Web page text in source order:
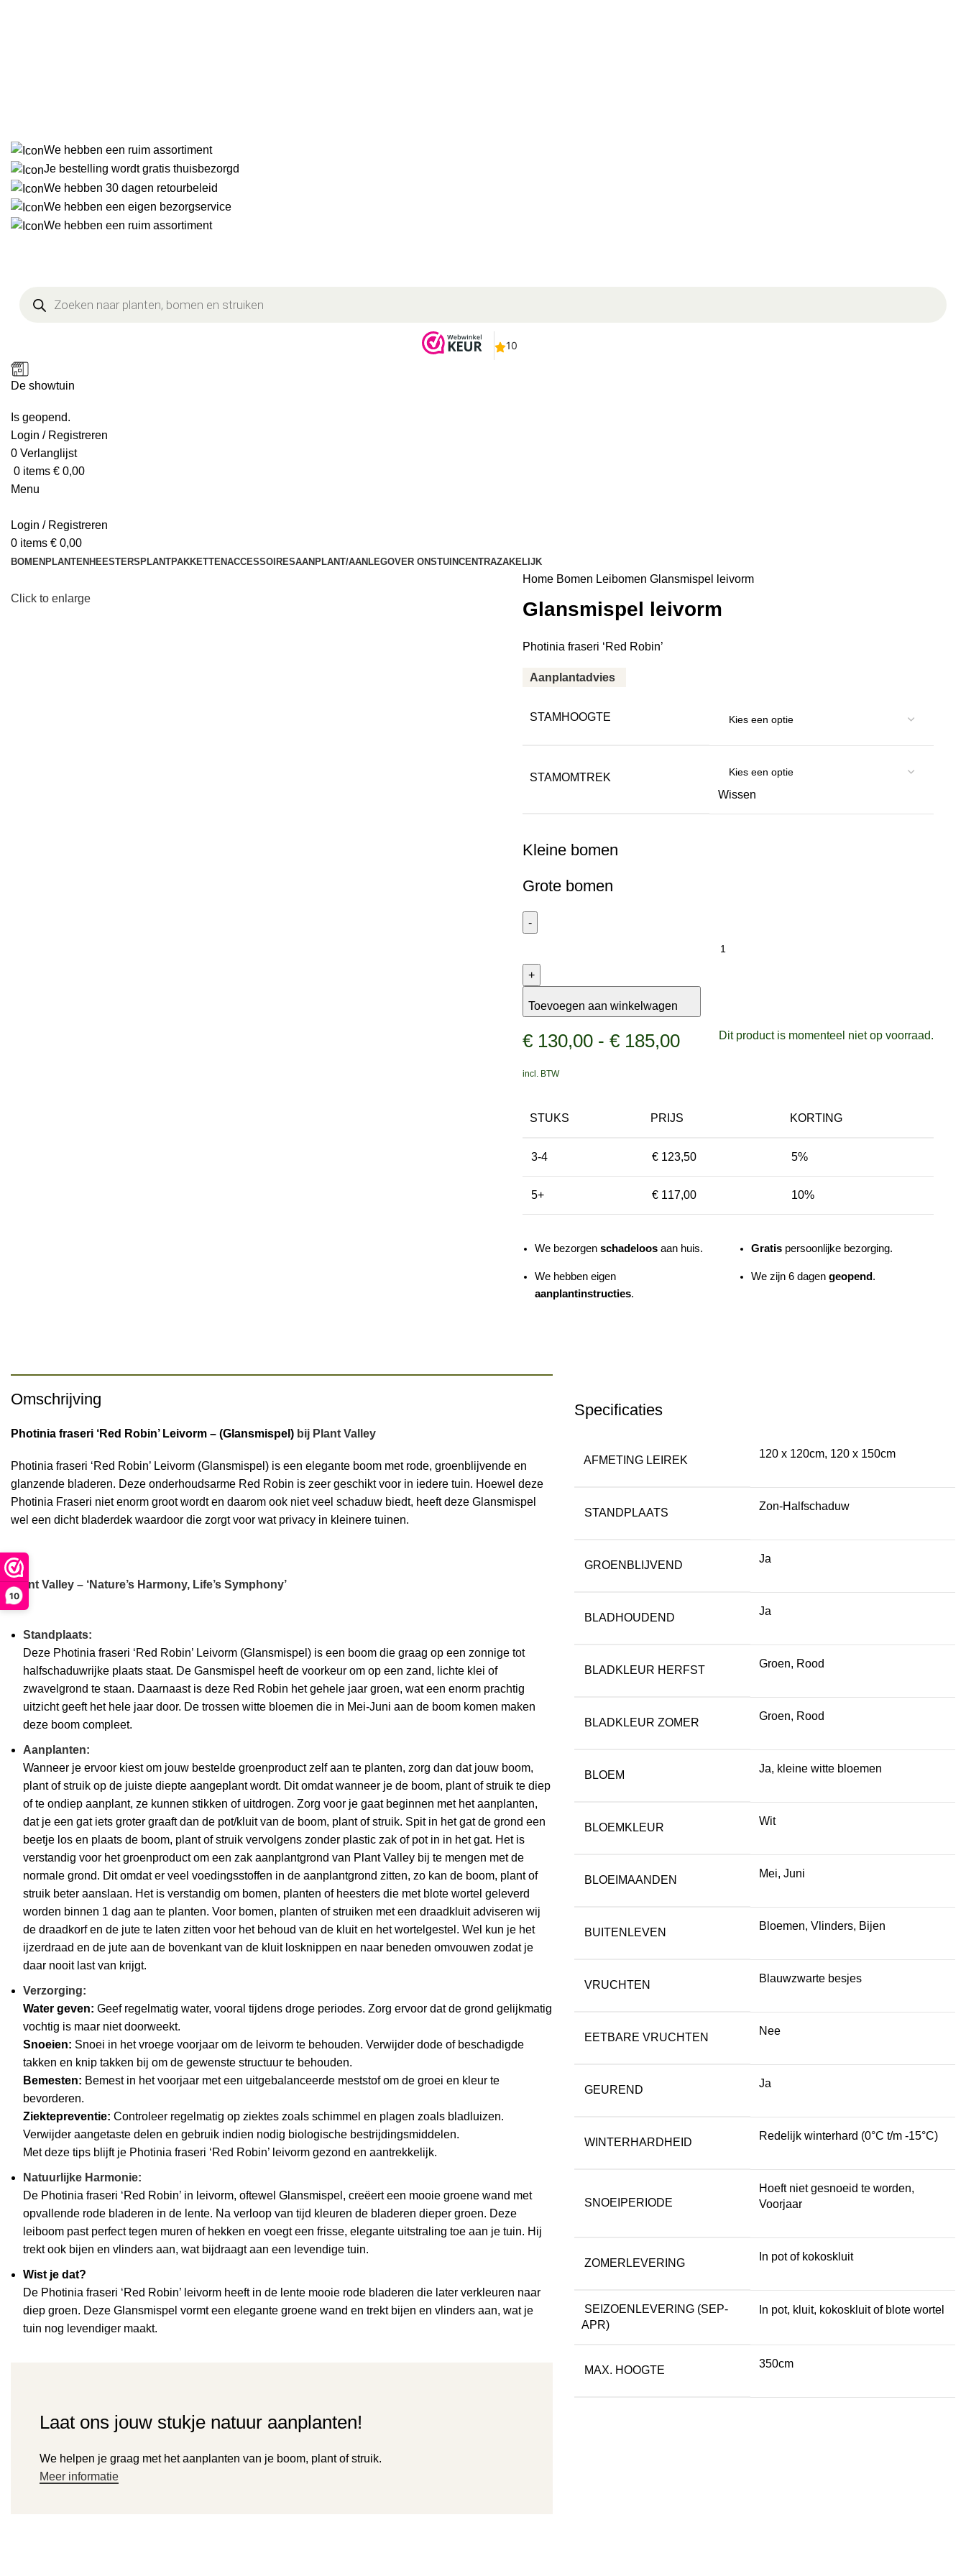
10
We hebben een ruim assortiment
Je bestelling wordt gratis thuisbezorgd
We hebben 30 dagen retourbeleid
We hebben een eigen bezorgservice
We hebben een ruim assortiment
zoeken
De showtuin
Is geopend.
Login / Registreren
0 Verlanglijst
0 items € 0,00
Menu
Login / Registreren
0 items € 0,00
BOMEN PLANTEN HEESTERS PLANTPAKKETTENACCESSOIRESAANPLANT/AANLEGOVER ONSTUINCENTRAZAKELIJK
Click to enlarge
Home Bomen Leibomen Glansmispel leivorm
Glansmispel leivorm
Photinia fraseri ‘Red Robin’
Aanplantadvies
STAMHOOGTE
STAMOMTREK
Wissen
Kleine bomen
Grote bomen
aantal
Toevoegen aan winkelwagen
€ 130,00 - € 185,00 Prijsklasse:
€ 185,00
incl. BTW
Dit product is momenteel niet op voorraad.
STUKS PRIJS KORTING
3-4 € 123,50 5%
5+ € 117,00 10%
We bezorgen schadeloos aan huis.
We hebben eigen
aanplantinstructies.
Gratis persoonlijke bezorging.
We zijn 6 dagen geopend.
Omschrijving
Photinia fraseri ‘Red Robin’ Leivorm – (Glansmispel) bij Plant Valley
Photinia fraseri ‘Red Robin’ Leivorm (Glansmispel) is een elegante boom met rode, groenblijvende en
glanzende bladeren. Deze onderhoudsarme Red Robin is zeer geschikt voor in iedere tuin. Hoewel deze
Photinia Fraseri niet enorm groot wordt en daarom ook niet veel schaduw biedt, heeft deze Glansmispel
wel een dicht bladerdek waardoor die zorgt voor wat privacy in kleinere tuinen.
Plant Valley – ‘Nature’s Harmony, Life’s Symphony’
Standplaats:
Deze Photinia fraseri ‘Red Robin’ Leivorm (Glansmispel) is een boom die graag op een zonnige tot
halfschaduwrijke plaats staat. De Gansmispel heeft de voorkeur om op een zand, lichte klei of
zwavelgrond te staan. Daarnaast is deze Red Robin het gehele jaar groen, wat een enorm prachtig
uitzicht geeft het hele jaar door. De trossen witte bloemen die in Mei-Juni aan de boom komen maken
deze boom compleet.
Aanplanten:
Wanneer je ervoor kiest om jouw bestelde groenproduct zelf aan te planten, zorg dan dat jouw boom,
plant of struik op de juiste diepte aangeplant wordt. Dit omdat wanneer je de boom, plant of struik te diep
of te ondiep aanplant, ze kunnen stikken of uitdrogen. Zorg voor je gaat beginnen met het aanplanten,
dat je een gat iets groter graaft dan de pot/kluit van de boom, plant of struik. Spit in het gat de grond een
beetje los en plaats de boom, plant of struik vervolgens zonder plastic zak of pot in in het gat. Het is
verstandig voor het groenproduct om een zak aanplantgrond van Plant Valley bij te mengen met de
normale grond. Dit omdat er veel voedingsstoffen in de aanplantgrond zitten, zo kan de boom, plant of
struik beter aanslaan. Het is verstandig om bomen, planten of heesters die met blote wortel geleverd
worden binnen 1 dag aan te planten. Voor bomen, planten of struiken met een draadkluit adviseren wij
de draadkorf en de jute te laten zitten voor het behoud van de kluit en het wortelgestel. Wel kun je het
ijzerdraad en de jute aan de bovenkant van de kluit losknippen en naar beneden omvouwen zodat je
daar nooit last van krijgt.
Verzorging:
Water geven: Geef regelmatig water, vooral tijdens droge periodes. Zorg ervoor dat de grond gelijkmatig
vochtig is maar niet doorweekt.
Snoeien: Snoei in het vroege voorjaar om de leivorm te behouden. Verwijder dode of beschadigde
takken en knip takken bij om de gewenste structuur te behouden.
Bemesten: Bemest in het voorjaar met een uitgebalanceerde meststof om de groei en kleur te
bevorderen.
Ziektepreventie: Controleer regelmatig op ziektes zoals schimmel en plagen zoals bladluizen.
Verwijder aangetaste delen en gebruik indien nodig biologische bestrijdingsmiddelen.
Met deze tips blijft je Photinia fraseri ‘Red Robin’ leivorm gezond en aantrekkelijk.
Natuurlijke Harmonie:
De Photinia fraseri ‘Red Robin’ in leivorm, oftewel Glansmispel, creëert een mooie groene wand met
opvallende rode bladeren in de lente. Na verloop van tijd kleuren de bladeren dieper groen. Deze
leiboom past perfect tegen muren of hekken en voegt een frisse, elegante uitstraling toe aan je tuin. Hij
trekt ook bijen en vlinders aan, wat bijdraagt aan een levendige tuin.
Wist je dat?
De Photinia fraseri ‘Red Robin’ leivorm heeft in de lente mooie rode bladeren die later verkleuren naar
diep groen. Deze Glansmispel vormt een elegante groene wand en trekt bijen en vlinders aan, wat je
tuin nog levendiger maakt.
Laat ons jouw stukje natuur aanplanten!
We helpen je graag met het aanplanten van je boom, plant of struik.
Meer informatie
Specificaties
AFMETING LEIREK
120 x 120cm, 120 x 150cm
STANDPLAATS
Zon-Halfschaduw
GROENBLIJVEND
Ja
BLADHOUDEND
Ja
BLADKLEUR HERFST
Groen, Rood
BLADKLEUR ZOMER
Groen, Rood
BLOEM
Ja, kleine witte bloemen
BLOEMKLEUR
Wit
BLOEIMAANDEN
Mei, Juni
BUITENLEVEN
Bloemen, Vlinders, Bijen
VRUCHTEN
Blauwzwarte besjes
EETBARE VRUCHTEN
Nee
GEUREND
Ja
WINTERHARDHEID
Redelijk winterhard (0°C t/m -15°C)
SNOEIPERIODE
Hoeft niet gesnoeid te worden,
Voorjaar
ZOMERLEVERING
In pot of kokoskluit
SEIZOENLEVERING (SEP-
APR)
In pot, kluit, kokoskluit of blote wortel
MAX. HOOGTE
350cm